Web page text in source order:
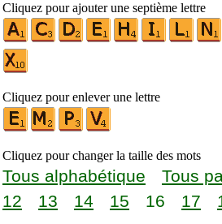
Cliquez pour ajouter une septième lettre
Cliquez pour enlever une lettre
Cliquez pour changer la taille des mots
Tous alphabétique Tous
12
13 14 15 16 17